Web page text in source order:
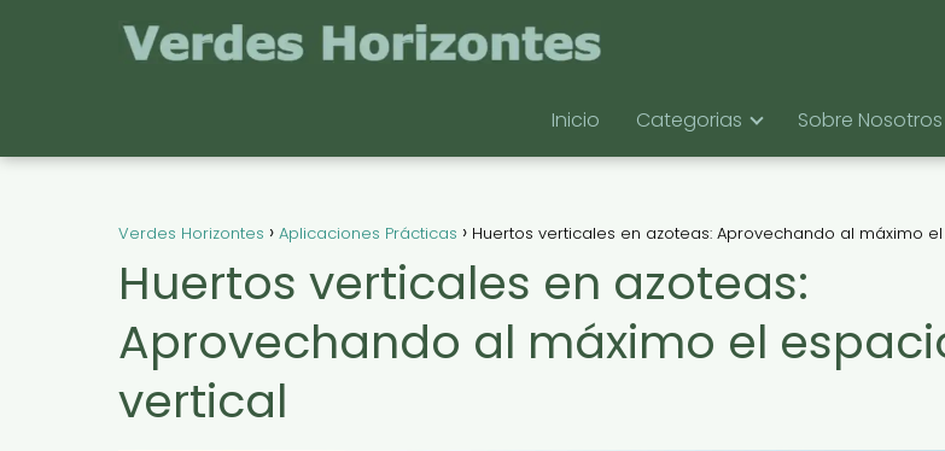
Inicio Categorias Sobre Nosotros
Verdes Horizontes Aplicaciones Prácticas Huertos verticales en azoteas: Aprovechando al máximo
Huertos verticales en azoteas:
Aprovechando al máximo el
vertical